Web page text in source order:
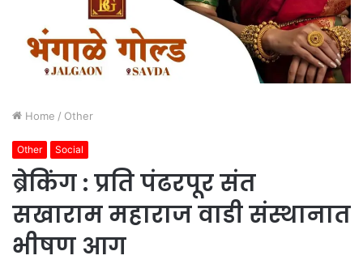
Home / Other
Other Social
ब्रेकिंग : प्रति पंढरपूर संत
सखाराम महाराज वाडी संस्थानात
भीषण आग